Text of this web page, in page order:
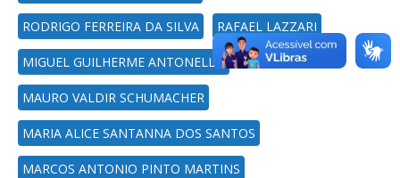
RODRIGO FERREIRA DA SILVA RAFAEL LAZZARI
MIGUEL GUILHERME ANTONELLO
MAURO VALDIR SCHUMACHER
MARIA ALICE SANTANNA DOS SANTOS
MARCOS ANTONIO PINTO MARTINS